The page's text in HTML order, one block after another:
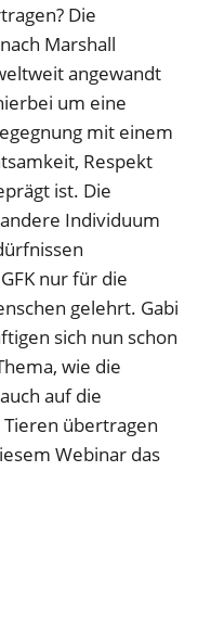
Die
Marshall
angewandt
um eine
mit einem
Respekt
ist. Die
Individuum
nur für die
gelehrt. Gabi
sich nun schon
wie die
auf die
übertragen
Webinar das